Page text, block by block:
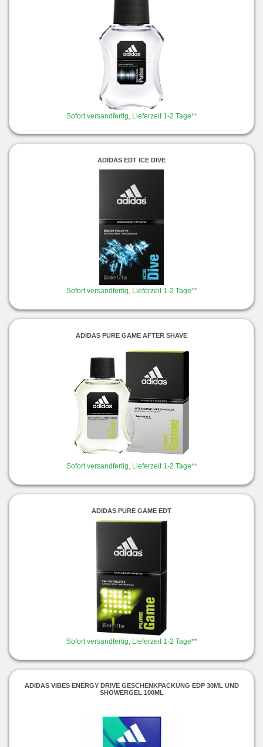
Sofort versandfertig, Lieferzeit 1-2 Tage**
ADIDAS EDT ICE DIVE
Sofort versandfertig, Lieferzeit 1-2 Tage**
ADIDAS PURE GAME AFTER SHAVE
Sofort versandfertig, Lieferzeit 1-2 Tage**
ADIDAS PURE GAME EDT
Sofort versandfertig, Lieferzeit 1-2 Tage**
ADIDAS VIBES ENERGY DRIVE GESCHENKPACKUNG EDP 30ML UND
SHOWERGEL 100ML